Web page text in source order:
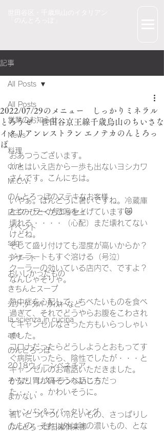
記事
All Posts
営業のお知らせ
News
料理
drink
M.C.V.
のんとろっぽのステキなお客様
店主のひとくちエッセイ
イベント
sdgs
デザート
おいしかったもの
きちんとスープ
ｼｪﾘｰ,ｸﾞﾗｯﾊﾟ,ｳｨｽｷｰなど
la scienza in cucina
arte
のんとろっぽ
2018ウィーンベネチア
そうだ、レストランへいこう
まかない
シャンパン&スパークリング
のんとろっぽ日曜俱楽部
All Posts
2022/07/29のメニュー しっかりミネラル
とろうぜ 世田谷京王線千歳烏山のちいさな
イタリアンレストラン エノテカのんとろっ
ぽ
おあつうございます。
…とはいえ店から一歩も出ないヨシカワ
さんです。こんにちは。
いやぁ。ほんとうに暑いですね。冷蔵庫
とクーラーが悲鳴を上げています😿
壊れる・・・・（心配）まだ壊れてない
けどね。
そして盛り付けても湿度が高いからか？
ジェラートもすぐ溶ける（号泣）
クーラーの効いている店内で、ですよ？
なんじゃそりゃ。
熱中症を心配して、ちべたいものを食べ
過ぎて、それでどうやらお腹をこわされ
てキャンセルなさった方もいらっしゃい
ました。
コロナだったらどうしようとおもってす
ぐ病院いったら、陰性でしたが・・・と
キャンセルのお電話いただきました。
かなり胃が痛そうな話し方だっ
た・・・。かわいそうに。
暑いとついつい冷たいもの、さっぱりし
たもの、それ以外は味の濃いもの、とな